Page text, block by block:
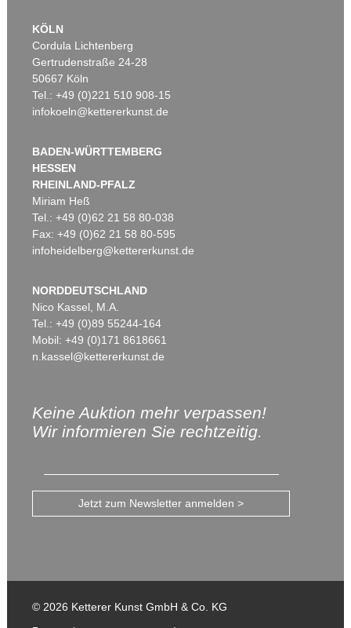
KÖLN
Cordula Lichtenberg
Gertrudenstraße 24-28
50667 Köln
Tel.: +49 (0)221 510 908-15
infokoeln@kettererkunst.de
BADEN-WÜRTTEMBERG
HESSEN
RHEINLAND-PFALZ
Miriam Heß
Tel.: +49 (0)62 21 58 80-038
Fax: +49 (0)62 21 58 80-595
infoheidelberg@kettererkunst.de
NORDDEUTSCHLAND
Nico Kassel, M.A.
Tel.: +49 (0)89 55244-164
Mobil: +49 (0)171 8618661
n.kassel@kettererkunst.de
Keine Auktion mehr verpassen!
Wir informieren Sie rechtzeitig.
Jetzt zum Newsletter anmelden >
© 2026 Ketterer Kunst GmbH & Co. KG